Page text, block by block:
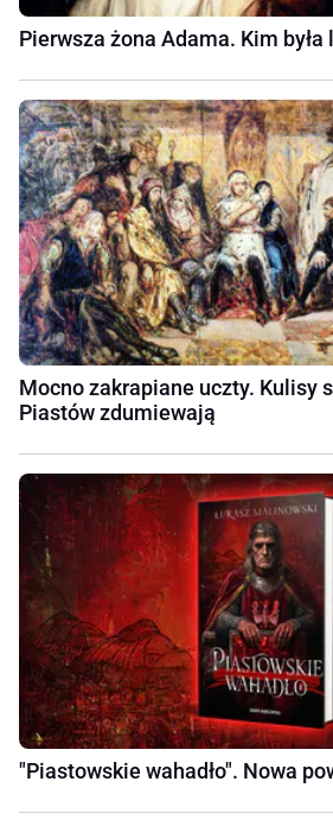
Pierwsza żona Adama. Kim
Mocno zakrapiane uczty. Kulisy
Piastów zdumiewają
"Piastowskie wahadło". Nowa